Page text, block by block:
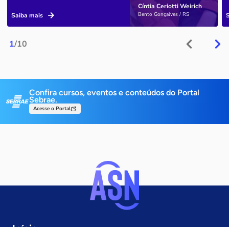
1/10
Cíntia Ceriotti Weirich
Bento Gonçalves / RS
Saiba mais
Confira cursos, eventos e conteúdos do Portal
Sebrae.
Acesse o Portal